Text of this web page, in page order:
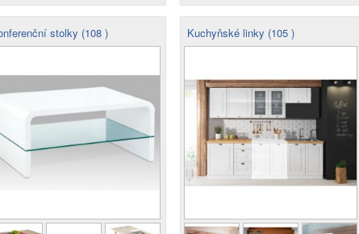
stolky (108 ) Kuchyňské linky (105 )